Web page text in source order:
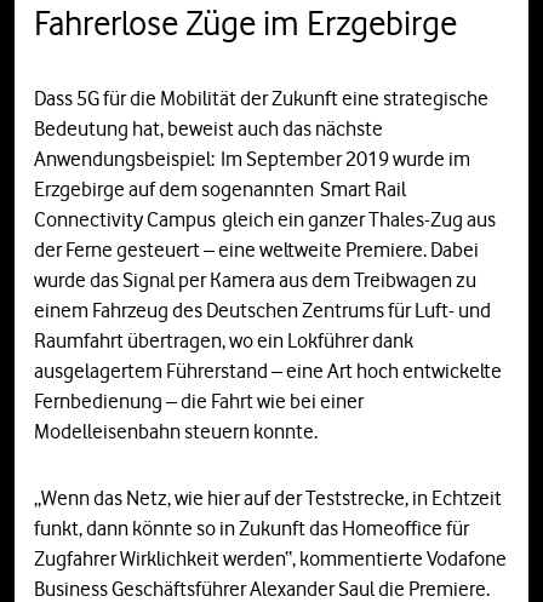
Fahrerlose Züge im Erzgebirge
Dass 5G für die Mobilität der Zukunft eine strategische
Bedeutung hat, beweist auch das nächste
Anwendungsbeispiel: Im September 2019 wurde im
Erzgebirge auf dem sogenannten Smart Rail
Connectivity Campus gleich ein ganzer Thales-Zug aus
der Ferne gesteuert – eine weltweite Premiere. Dabei
wurde das Signal per Kamera aus dem Treibwagen zu
einem Fahrzeug des Deutschen Zentrums für Luft- und
Raumfahrt übertragen, wo ein Lokführer dank
ausgelagertem Führerstand – eine Art hoch entwickelte
Fernbedienung – die Fahrt wie bei einer
Modelleisenbahn steuern konnte.
„Wenn das Netz, wie hier auf der Teststrecke, in Echtzeit
funkt, dann könnte so in Zukunft das Homeoffice für
Zugfahrer Wirklichkeit werden“, kommentierte Vodafone
Business Geschäftsführer Alexander Saul die Premiere.